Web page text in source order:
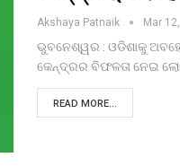
Akshaya Patnaik Mar
ଭୁବନେଶ୍ୱର : ଓଡିଶାକୁ
କେନ୍ଦ୍ରର ବିଫଳତା ନେଇ
READ MORE...